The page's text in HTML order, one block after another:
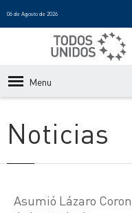
06 de Agosto de 2026
Menu
Noticias
Asumió Lázaro